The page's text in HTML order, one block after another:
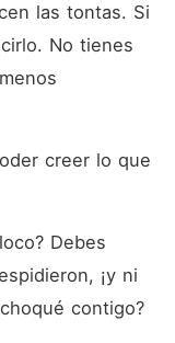
las tontas. Si
No tienes
creer lo que
Debes
¡y ni
contigo?